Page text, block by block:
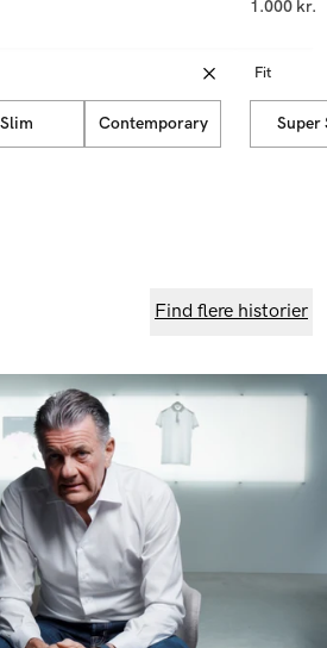
Slim Contemporary
Fit
Super
1.000 kr.
Find flere historier